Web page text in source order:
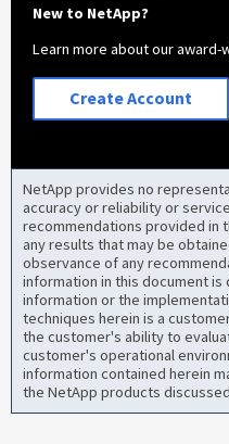
New to NetApp?
Learn more about our award-
Create Account
NetApp provides no
accuracy or reliability or
recommendations provided in
any results that may be
observance of any
information in this document is
information or the
techniques herein is a
the customer's ability to
customer's operational
information contained herein
the NetApp products